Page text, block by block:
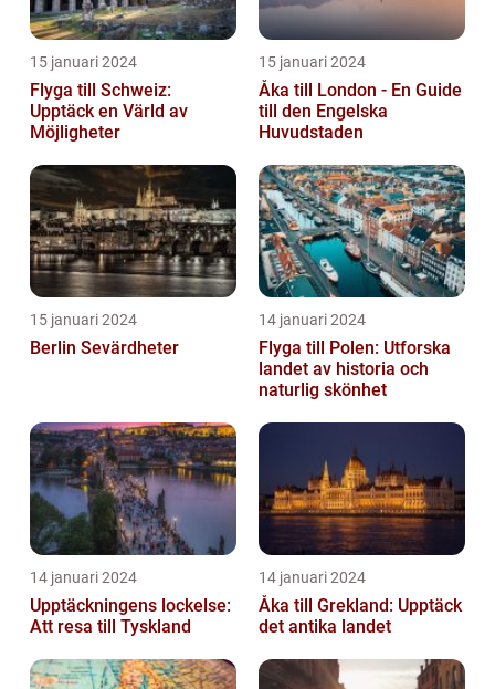
15 januari 2024
Flyga till Schweiz:
Upptäck en Värld av
Möjligheter
15 januari 2024
Åka till London - En Guide
till den Engelska
Huvudstaden
15 januari 2024
Berlin Sevärdheter
14 januari 2024
Flyga till Polen: Utforska
landet av historia och
naturlig skönhet
14 januari 2024
Upptäckningens lockelse:
Att resa till Tyskland
14 januari 2024
Åka till Grekland: Upptäck
det antika landet